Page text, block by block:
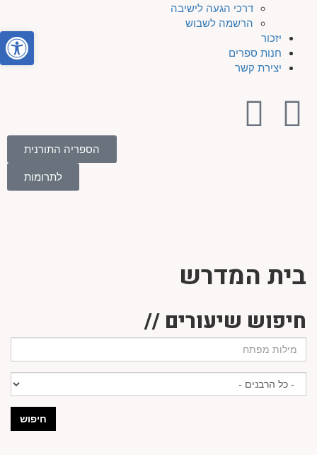
דרכי הגעה לישיבה
הרשמה לשבוש
יזכור
חנות ספרים
יצירת קשר
הספריה התורנית
לתרומות
בית המדרש
חיפוש שיעורים //
חיפוש
פתח